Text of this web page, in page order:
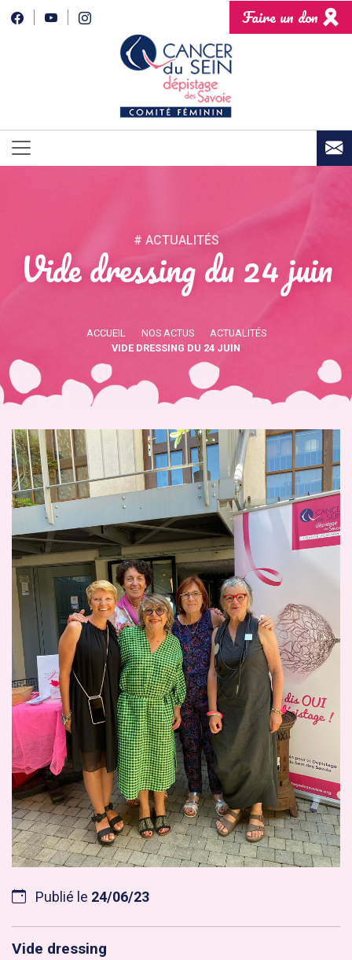
Faire un don
# ACTUALITÉS
Vide dressing du 24 juin
ACCUEIL NOS ACTUS
ACTUALITÉS
VIDE DRESSING DU 24 JUIN
Publié le 24/06/23
Vide dressing